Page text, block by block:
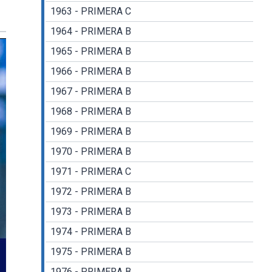
1963 - PRIMERA C
1964 - PRIMERA B
1965 - PRIMERA B
1966 - PRIMERA B
1967 - PRIMERA B
1968 - PRIMERA B
1969 - PRIMERA B
1970 - PRIMERA B
1971 - PRIMERA C
1972 - PRIMERA B
1973 - PRIMERA B
1974 - PRIMERA B
1975 - PRIMERA B